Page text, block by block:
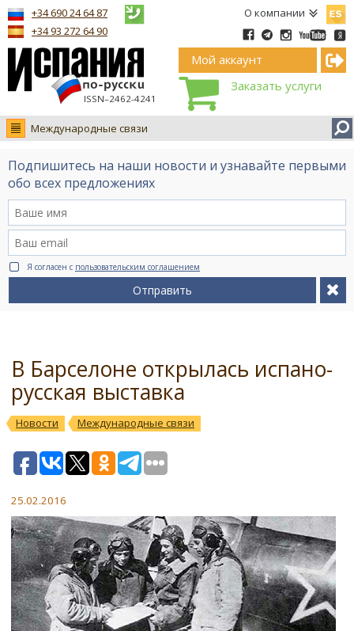
О компании
ISSN–2462-4241
+34 690 24 64 87
+34 93 272 64 90
Мой аккаунт
Заказать услуги
Международные связи
Новости
Интервью
Видео Ruso.TV
BCN life
Сервис на немецком
Подпишитесь на наши новости и узнавайте первыми
обо всех предложениях
Я согласен с пользовательским соглашением
Отправить
В Барселоне открылась испано-
русская выставка
Новости Международные связи
25.02.2016